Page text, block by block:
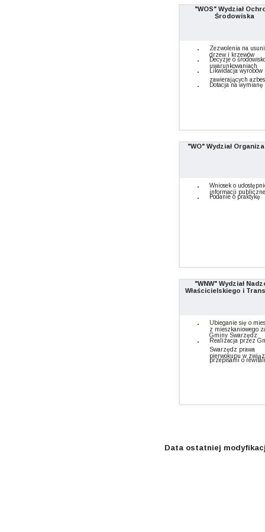
"WOS" Wydział
Środowiska
Zezwolenia na
drzew i krzewów
Decyzje o
uwarunkowaniach
Likwidacja wyrobów
zawierających
Dotacja na wymianę
"WO" Wydział
Wniosek o
informacji
Podanie o praktykę
"WNW" Wydział
Właścicielskiego i
Ubieganie się o
z mieszkaniowego
Gminy Swarzędz
Realizacja przez
Swarzędz prawa
pierwokupu w
przepisami o
Data ostatniej